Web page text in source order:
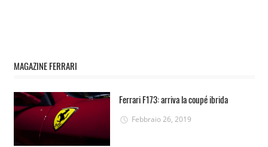
MAGAZINE FERRARI
Ferrari F173: arriva la coupé ibrida
Febbraio 26, 2019